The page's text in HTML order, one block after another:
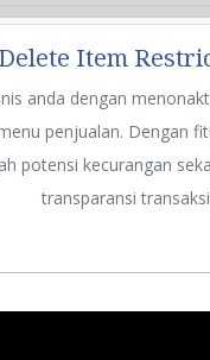
Delete Item
anda dengan
penjualan. Dengan
potensi kecurangan
transparansi